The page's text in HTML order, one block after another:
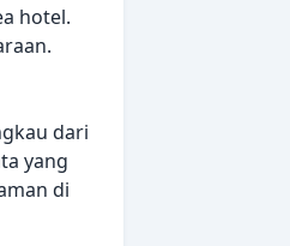
hotel.
dari
yang
di